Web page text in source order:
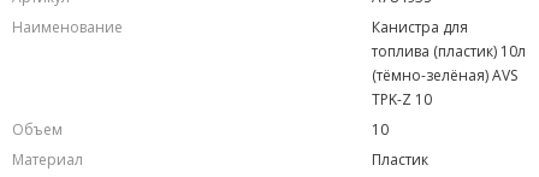
Наименование
Канистра для
топлива (пластик) 10л
(тёмно-зелёная) AVS
TPK-Z 10
Объем
10
Материал
Пластик